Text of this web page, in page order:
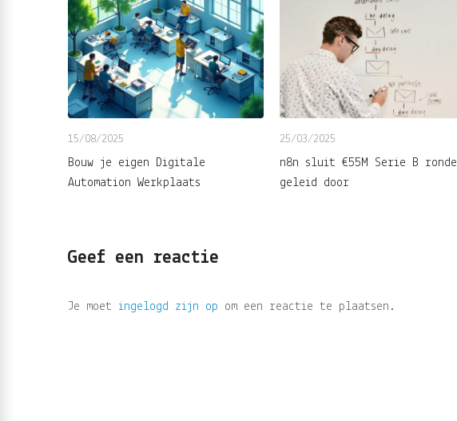
15/08/2025
Bouw je eigen Digitale
Automation Werkplaats
25/03/2025
n8n sluit €55M Serie B ronde
geleid door
Geef een reactie
Je moet ingelogd zijn op om een reactie te plaatsen.